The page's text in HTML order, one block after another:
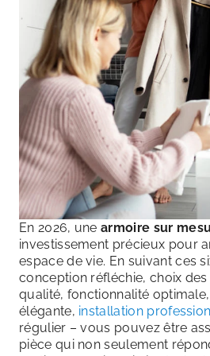
En 2026, unearmoire sur
investissement précieux pour
espace de vie. En suivant ces
conception réfléchie, choix
qualité, fonctionnalité
élégante, installation
régulier – vous pouvez être
pièce qui non seulement